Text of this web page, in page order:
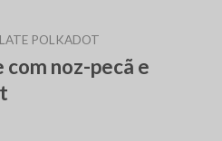
POLKADOT
noz-pecã e